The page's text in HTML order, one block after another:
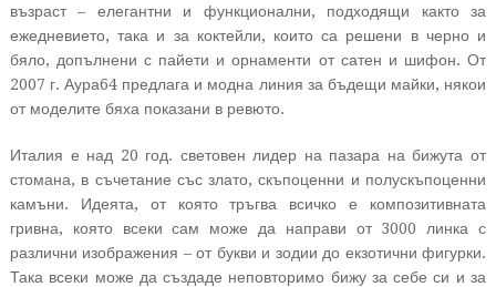
възраст – елегантни и функционални, подходящи както за
ежедневието, така и за коктейли, които са решени в черно и
бяло, допълнени с пайети и орнаменти от сатен и шифон. От
2007 г. Аура64 предлага и модна линия за бъдещи майки, някои
от моделите бяха показани в ревюто.
Италия е над 20 год. световен лидер на пазара на бижута от
стомана, в съчетание със злато, скъпоценни и полускъпоценни
камъни. Идеята, от която тръгва всичко е композитивната
гривна, която всеки сам може да направи от 3000 линка с
различни изображения – от букви и зодии до екзотични фигурки.
Така всеки може да създаде неповторимо бижу за себе си и за